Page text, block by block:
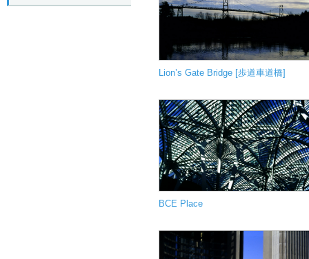
Lion’s Gate Bridge [歩道車道橋]
BCE Place